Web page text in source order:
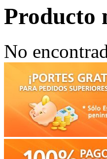
Producto
No